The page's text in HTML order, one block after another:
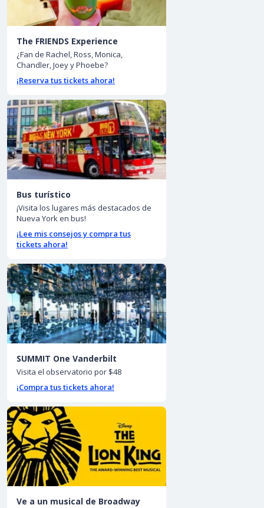
The FRIENDS Experience
¿Fan de Rachel, Ross, Monica,
Chandler, Joey y Phoebe?
¡Reserva tus tickets ahora!
Bus turístico
¡Visita los lugares más destacados de
Nueva York en bus!
¡Lee mis consejos y compra tus
tickets ahora!
SUMMIT One Vanderbilt
Visita el observatorio por $48
¡Compra tus tickets ahora!
Ve a un musical de Broadway